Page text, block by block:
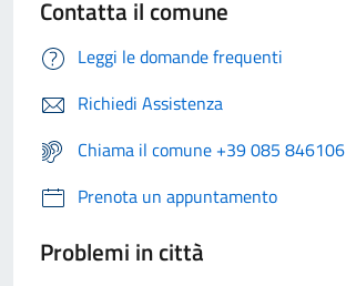
Contatta il comune
Leggi le domande frequenti
Richiedi Assistenza
Chiama il comune +39 085 846106
Prenota un appuntamento
Problemi in città